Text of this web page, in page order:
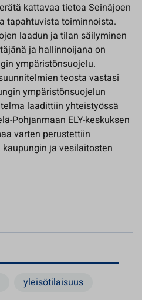
kattavaa tietoa Seinäjoen
tapahtuvista toiminnoista.
laadun ja tilan säilyminen
ja hallinnoijana on
ympäristönsuojelu.
teosta vastasi
ympäristönsuojelun
laadittiin yhteistyössä
Pohjanmaan ELY-keskuksen
varten perustettiin
ja vesilaitosten
yleisötilaisuus